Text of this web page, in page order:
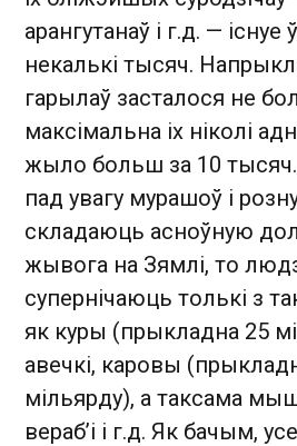
арангутанаў і г.д. — існуе
некалькі тысяч.
гарылаў засталося не
максімальна іх ніколі
жыло больш за 10 тысяч.
пад увагу мурашоў і
складаюць асноўную
жывога на Зямлі, то
супернічаюць толькі з
як куры (прыкладна 25
авечкі, каровы
мільярду), а таксама
вераб’і і г.д. Як бачым, усе